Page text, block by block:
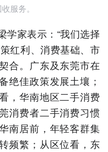
服务。
学家表示：“我们选择
红利、消费基础、市
合。广东及东莞市在
绝佳政策发展土壤；
，华南地区二手消费
消费者二手消费习惯
南居前，年轻客群集
频繁；从区位看，东